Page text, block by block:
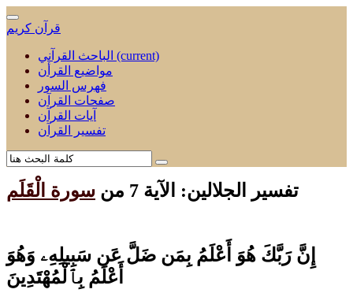
قرآن كريم
(current)
مواضيع القرأن
فهرس السور
صفحات القرآن
آيات القرآن
تفسير القرآن
تفسير الجلالين: الآية 7 من سورة الْقَلَم
إِنَّ رَبَّكَ هُوَ أَعْلَمُ بِمَن ضَلَّ عَن سَبِيلِهِۦ وَهُوَ
أَعْلَمُ بِٱلْمُهْتَدِينَ